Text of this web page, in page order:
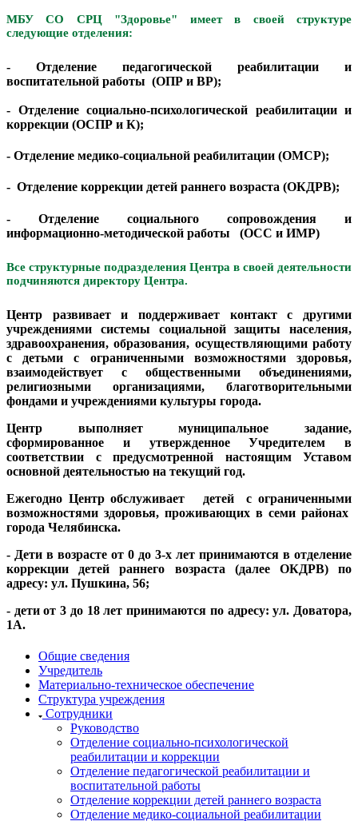
МБУ СО СРЦ "Здоровье" имеет в своей структуре
следующие отделения:
- Отделение педагогической реабилитации и
воспитательной работы (ОПР и ВР);
- Отделение социально-психологической реабилитации и
коррекции (ОСПР и К);
- Отделение медико-социальной реабилитации (ОМСР);
- Отделение коррекции детей раннего возраста (ОКДРВ);
- Отделение социального сопровождения и
информационно-методической работы (ОСС и ИМР)
Все структурные подразделения Центра в своей деятельности
подчиняются директору Центра.
Центр развивает и поддерживает контакт с другими
учреждениями системы социальной защиты населения,
здравоохранения, образования, осуществляющими работу
с детьми с ограниченными возможностями здоровья,
взаимодействует с общественными объединениями,
религиозными организациями, благотворительными
фондами и учреждениями культуры города.
Центр выполняет муниципальное задание,
сформированное и утвержденное Учредителем в
соответствии с предусмотренной настоящим Уставом
основной деятельностью на текущий год.
Ежегодно Центр обслуживает детей с ограниченными
возможностями здоровья, проживающих в семи районах
города Челябинска.
- Дети в возрасте от 0 до 3-х лет принимаются в отделение
коррекции детей раннего возраста (далее ОКДРВ) по
адресу: ул. Пушкина, 56;
- дети от 3 до 18 лет принимаются по адресу: ул. Доватора,
1А.
Общие сведения
Учредитель
Материально-техническое обеспечение
Структура учреждения
Сотрудники
Руководство
Отделение социально-психологической
реабилитации и коррекции
Отделение педагогической реабилитации и
воспитательной работы
Отделение коррекции детей раннего возраста
Отделение медико-социальной реабилитации